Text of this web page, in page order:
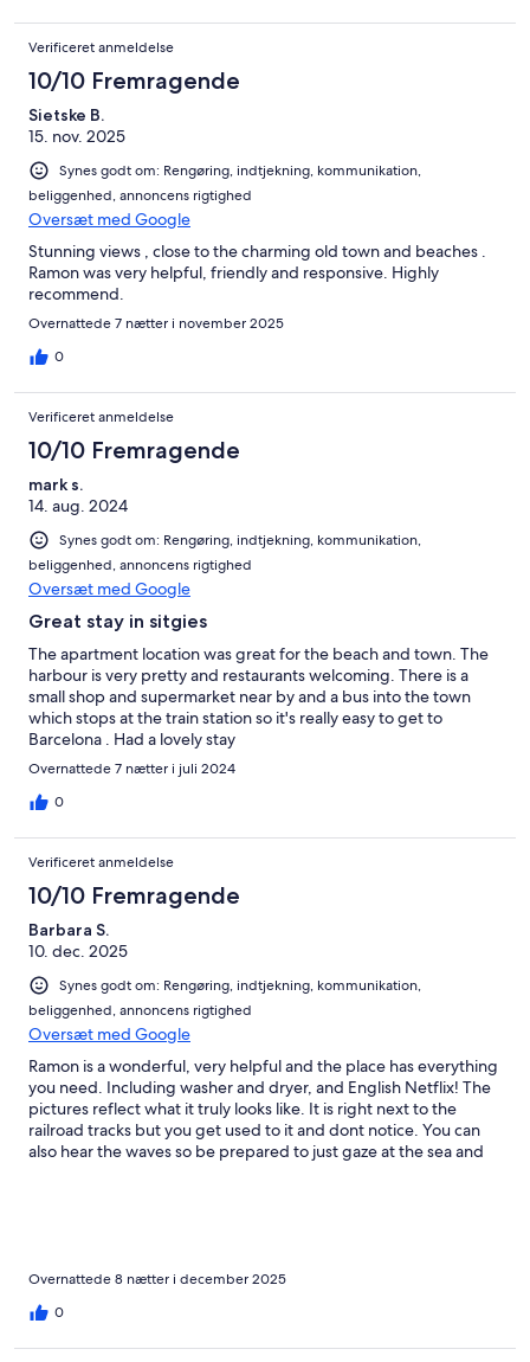
Verificeret anmeldelse
10/10 Fremragende
Sietske B.
15. nov. 2025
Synes godt om: Rengøring, indtjekning, kommunikation,
beliggenhed, annoncens rigtighed
Oversæt med Google
Stunning views , close to the charming old town and beaches .
Ramon was very helpful, friendly and responsive. Highly
recommend.
Overnattede 7 nætter i november 2025
0
Verificeret anmeldelse
10/10 Fremragende
mark s.
14. aug. 2024
Synes godt om: Rengøring, indtjekning, kommunikation,
beliggenhed, annoncens rigtighed
Oversæt med Google
Great stay in sitgies
The apartment location was great for the beach and town. The
harbour is very pretty and restaurants welcoming. There is a
small shop and supermarket near by and a bus into the town
which stops at the train station so it's really easy to get to
Barcelona . Had a lovely stay
Overnattede 7 nætter i juli 2024
0
Verificeret anmeldelse
10/10 Fremragende
Barbara S.
10. dec. 2025
Synes godt om: Rengøring, indtjekning, kommunikation,
beliggenhed, annoncens rigtighed
Oversæt med Google
Ramon is a wonderful, very helpful and the place has everything
you need. Including washer and dryer, and English Netflix! The
pictures reflect what it truly looks like. It is right next to the
railroad tracks but you get used to it and dont notice. You can
also hear the waves so be prepared to just gaze at the sea and
Overnattede 8 nætter i december 2025
0